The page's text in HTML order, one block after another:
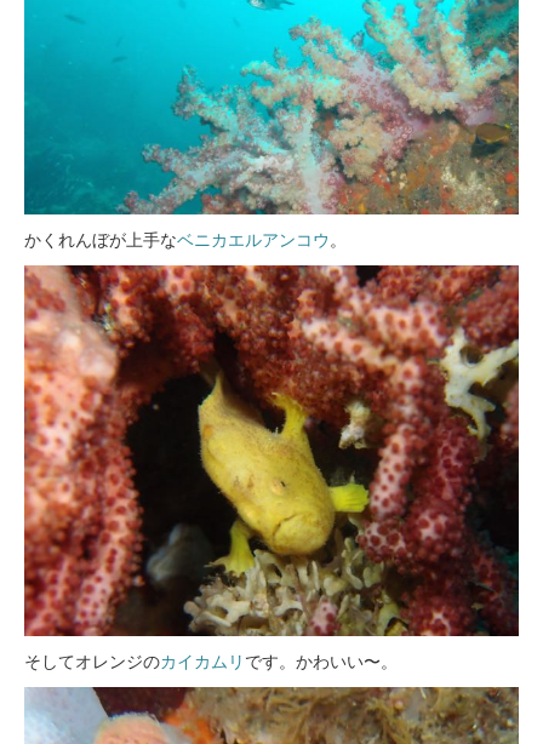
かくれんぼが上手なベニカエルアンコウ 。
そしてオレンジのカイカムリ です。かわいい〜。